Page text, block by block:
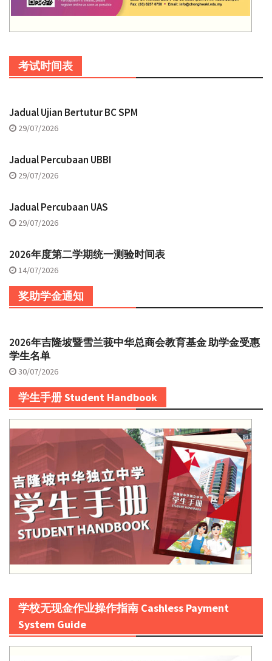
考试时间表
Jadual Ujian Bertutur BC SPM
29/07/2026
Jadual Percubaan UBBI
29/07/2026
Jadual Percubaan UAS
29/07/2026
2026年度第二学期统一测验时间表
14/07/2026
奖助学金通知
2026年吉隆坡暨雪兰莪中华总商会教育基金 助学金受惠
学生名单
30/07/2026
学生手册 Student Handbook
学校无现金作业操作指南 Cashless Payment
System Guide